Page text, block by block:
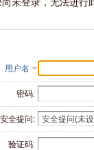
用户名
密码:
安全提问:
验证码: